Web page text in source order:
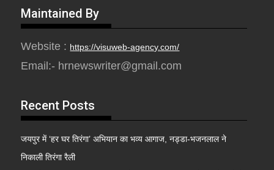
Maintained By
Website : https://visuweb-agency.com/
Email:- hrnewswriter@gmail.com
Recent Posts
जयपुर में ‘हर घर तिरंगा’ अभियान का भव्य आगाज, नड्डा-भजनलाल ने
निकाली तिरंगा रैली